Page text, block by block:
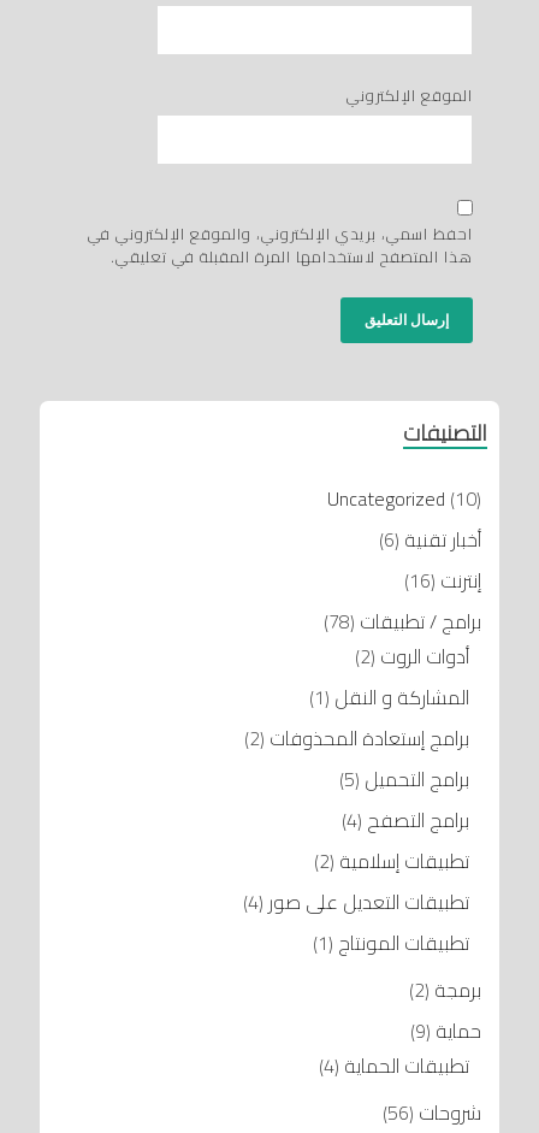
الموقع الإلكتروني
احفظ اسمي، بريدي الإلكتروني، والموقع الإلكتروني في
هذا المتصفح لاستخدامها المرة المقبلة في تعليقي.
التصنيفات
Uncategorized (10)
أخبار تقنية (6)
إنترنت (16)
برامج / تطبيقات (78)
أدوات الروت (2)
المشاركة و النقل (1)
برامج إستعادة المحذوفات (2)
برامج التحميل (5)
برامج التصفح (4)
تطبيقات إسلامية (2)
تطبيقات التعديل على صور (4)
تطبيقات المونتاج (1)
برمجة (2)
حماية (9)
تطبيقات الحماية (4)
شروحات (56)